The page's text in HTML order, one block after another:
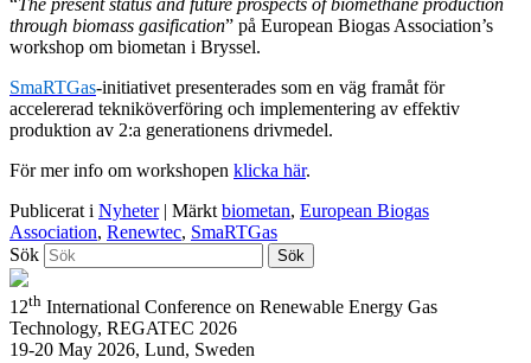
“The present status and future prospects of biomethane production
through biomass gasification” på European Biogas Association’s
workshop om biometan i Bryssel.
SmaRTGas-initiativet presenterades som en väg framåt för
accelererad tekniköverföring och implementering av effektiv
produktion av 2:a generationens drivmedel.
För mer info om workshopen klicka här.
Publicerat i Nyheter | Märkt biometan, European Biogas
Association, Renewtec, SmaRTGas
Sök
12th International Conference on Renewable Energy Gas
Technology, REGATEC 2026
19-20 May 2026, Lund, Sweden